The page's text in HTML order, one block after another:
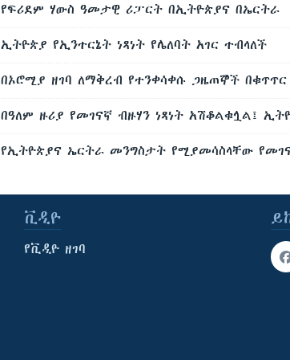
የፍሪደም ሃውስ ዓመታዊ ሪፓርት በኢትዮጵያና በኤርትራ
ኢትዮጵያ የኢንተርኔት ነጻነት የሌለባት አገር ተብላለች
በኦሮሚያ ዘገባ ለማቅረብ የተንቀሳቀሱ ጋዜጠኞች
በዓለም ዙሪያ የመገናኛ ብዙሃን ነጻነት አሽቆልቁሏል፤
የኢትዮጵያና ኤርትራ መንግስታት የሚያመሳስላቸው
ቪዲዮ
የቪዲዮ ዘገባ